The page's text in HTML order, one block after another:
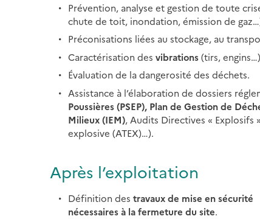
Prévention, analyse et gestion de toute
chute de toit, inondation, émission de
Préconisations liées au stockage, au
Caractérisation des vibrations(tirs,
Évaluation de la dangerosité des déchets.
Assistance à l’élaboration de dossiers
Poussières(PSEP), Plan de Gestion de
Milieux (IEM), Audits Directives «
explosive (ATEX)…).
Après l’exploitation
Définition des travaux de mise en sécurité
nécessaires à la fermeture du site.